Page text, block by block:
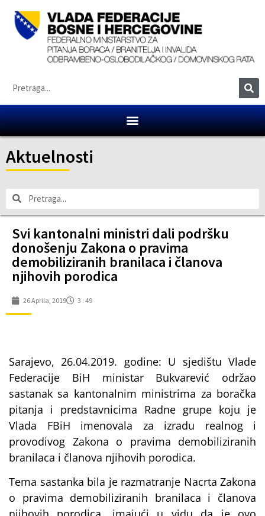
Aktuelnosti
Svi kantonalni ministri dali podršku
donošenju Zakona o pravima
demobiliziranih branilaca i članova
njihovih porodica
26 Aprila, 2019 3 : 49
Sarajevo, 26.04.2019. godine: U sjedištu Vlade
Federacije BiH ministar Bukvarević održao
sastanak sa kantonalnim ministrima za boračka
pitanja i predstavnicima Radne grupe koju je
Vlada FBiH imenovala za izradu realnog i
provodivog Zakona o pravima demobiliziranih
branilaca i članova njihovih porodica.
Tema sastanka bila je razmatranje Nacrta Zakona
o pravima demobiliziranih branilaca i članova